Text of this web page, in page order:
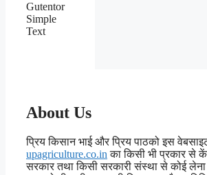
Gutentor
Simple
Text
About Us
प्रिय किसान भाई और प्रिय पाठको इस
upagriculture.co.in का किसी भी प्रकार से
सरकार तथा किसी सरकारी संस्था से कोई लेना